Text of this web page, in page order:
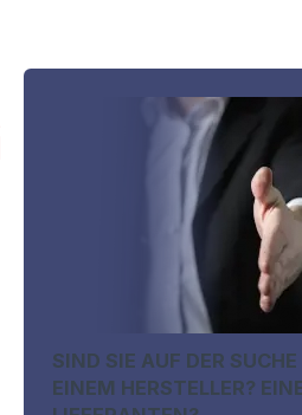
SIND SIE AUF DER
EINEM HERSTELLER?